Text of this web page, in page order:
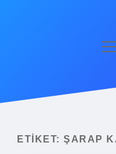
Yasal Uyarı
ETIKET: ŞARAP